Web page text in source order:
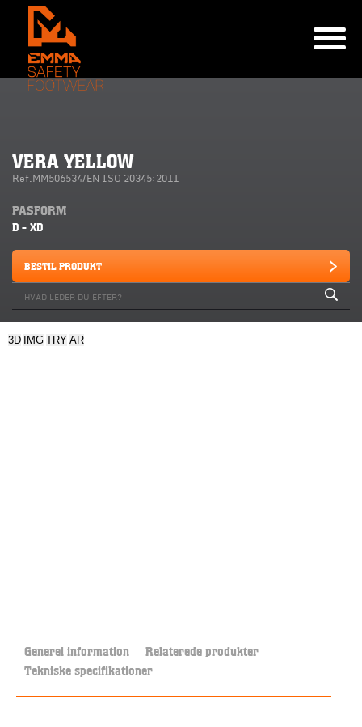
VERA YELLOW
Ref.MM506534/EN ISO 20345:2011
PASFORM
D - XD
BESTIL PRODUKT
3D IMG TRY AR
Generel information Relaterede produkter
Tekniske specifikationer